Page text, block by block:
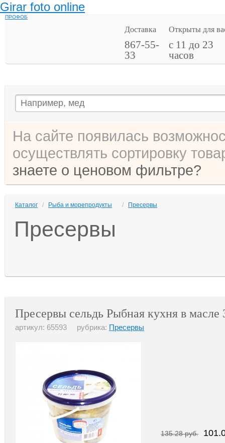
Girar foto online
ПРОФОБ
Доставка
867-55-
33
Открыты для
с 11 до 23
часов
На сайте появилась
осуществлять сортировку
знаете о ценовом фильтре?
Каталог / Рыба и морепродукты / Пресервы
Пресервы
Пресервы сельдь Рыбная кухня в масле
артикул: 65593 рубрика: Пресервы
135.28 руб.